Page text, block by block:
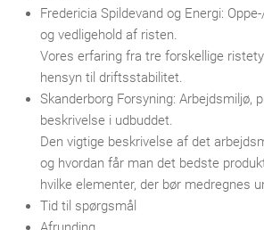
Fredericia Spildevand og Energi:
og vedligehold af risten.
Vores erfaring fra tre forskellige
hensyn til driftsstabilitet.
Skanderborg Forsyning: Arbejdsmiljø,
beskrivelse i udbuddet.
Den vigtige beskrivelse af det
og hvordan får man det bedste
hvilke elementer, der bør medregnes
Tid til spørgsmål